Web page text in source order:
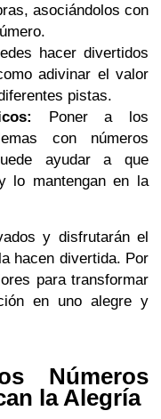
asociándolos con
hacer divertidos
adivinar el valor
pistas.
Poner a los
con números
ayudar a que
lo mantengan en la
y disfrutarán el
hacen divertida. Por
para transformar
en uno alegre y
Números
la Alegría